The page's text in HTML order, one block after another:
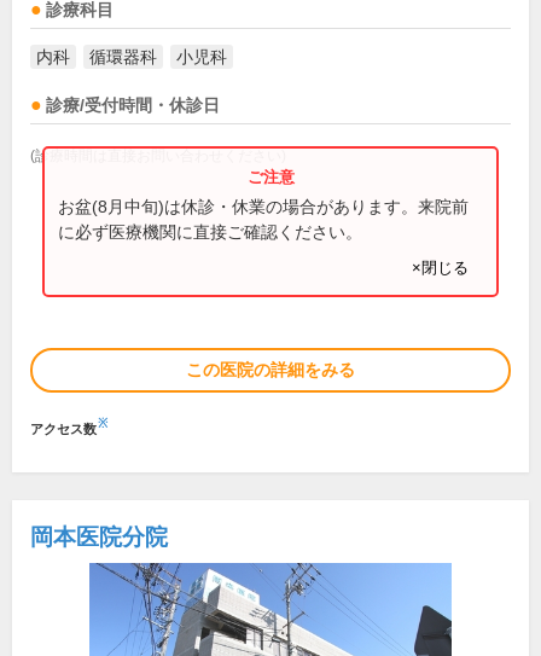
診療科目
内科 循環器科 小児科
診療/受付時間・休診日
(診療時間は直接お問い合わせください)
お盆(8月中旬)は休診・休業の場合があります。来院前
に必ず医療機関に直接ご確認ください。
×閉じる
この医院の詳細をみる
アクセス数※
岡本医院分院